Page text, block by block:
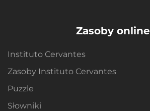
Zasoby online
Instituto Cervantes
Zasoby Instituto Cervantes
Puzzle
Słowniki